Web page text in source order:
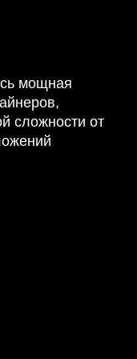
мощная
сложности от